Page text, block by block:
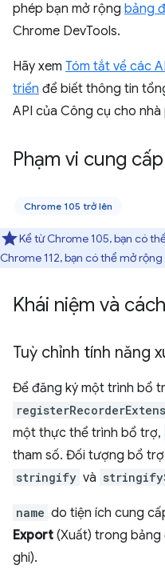
phép bạn mở rộng bảng
Chrome DevTools.
Hãy xem Tóm tắt về các
triển để biết thông tin
API của Công cụ cho
Phạm vi cung cấp
Chrome 105 trở lên
Kể từ Chrome 105, bạn có
Chrome 112, bạn có thể mở
Khái niệm và
Tuỳ chỉnh tính năng
Để đăng ký một trình bổ
một thực thể trình bổ trợ,
tham số. Đối tượng bổ
stringify và
name do tiện ích cung
Export (Xuất) trong bảng
ghi).